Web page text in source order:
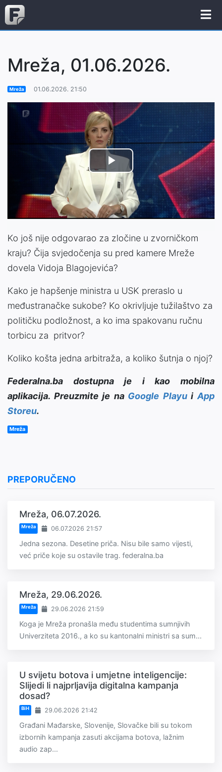
Mreža, 01.06.2026.
Mreža 01.06.2026. 21:50
Play
Video
Ko još nije odgovarao za zločine u zvorničkom
kraju? Čija svjedočenja su pred kamere Mreže
dovela Vidoja Blagojevića?
Kako je hapšenje ministra u USK preraslo u
međustranačke sukobe? Ko okrivljuje tužilaštvo za
političku podložnost, a ko ima spakovanu ručnu
torbicu za pritvor?
Koliko košta jedna arbitraža, a koliko šutnja o njoj?
Federalna.ba dostupna je i kao mobilna
aplikacija. Preuzmite je na Google PlayuiApp
Storeu.
Mreža
PREPORUČENO
Mreža, 06.07.2026.
Mreža 06.07.2026 21:57
Jedna sezona. Desetine priča. Nisu bile samo vijesti,
već priče koje su ostavile trag. federalna.ba
Mreža, 29.06.2026.
Mreža 29.06.2026 21:59
Koga je Mreža pronašla među studentima sumnjivih
Univerziteta 2016., a ko su kantonalni ministri sa sum...
U svijetu botova i umjetne inteligencije:
Slijedi li najprljavija digitalna kampanja
dosad?
BiH 29.06.2026 21:42
Građani Mađarske, Slovenije, Slovačke bili su tokom
izbornih kampanja zasuti akcijama botova, lažnim
audio zap...